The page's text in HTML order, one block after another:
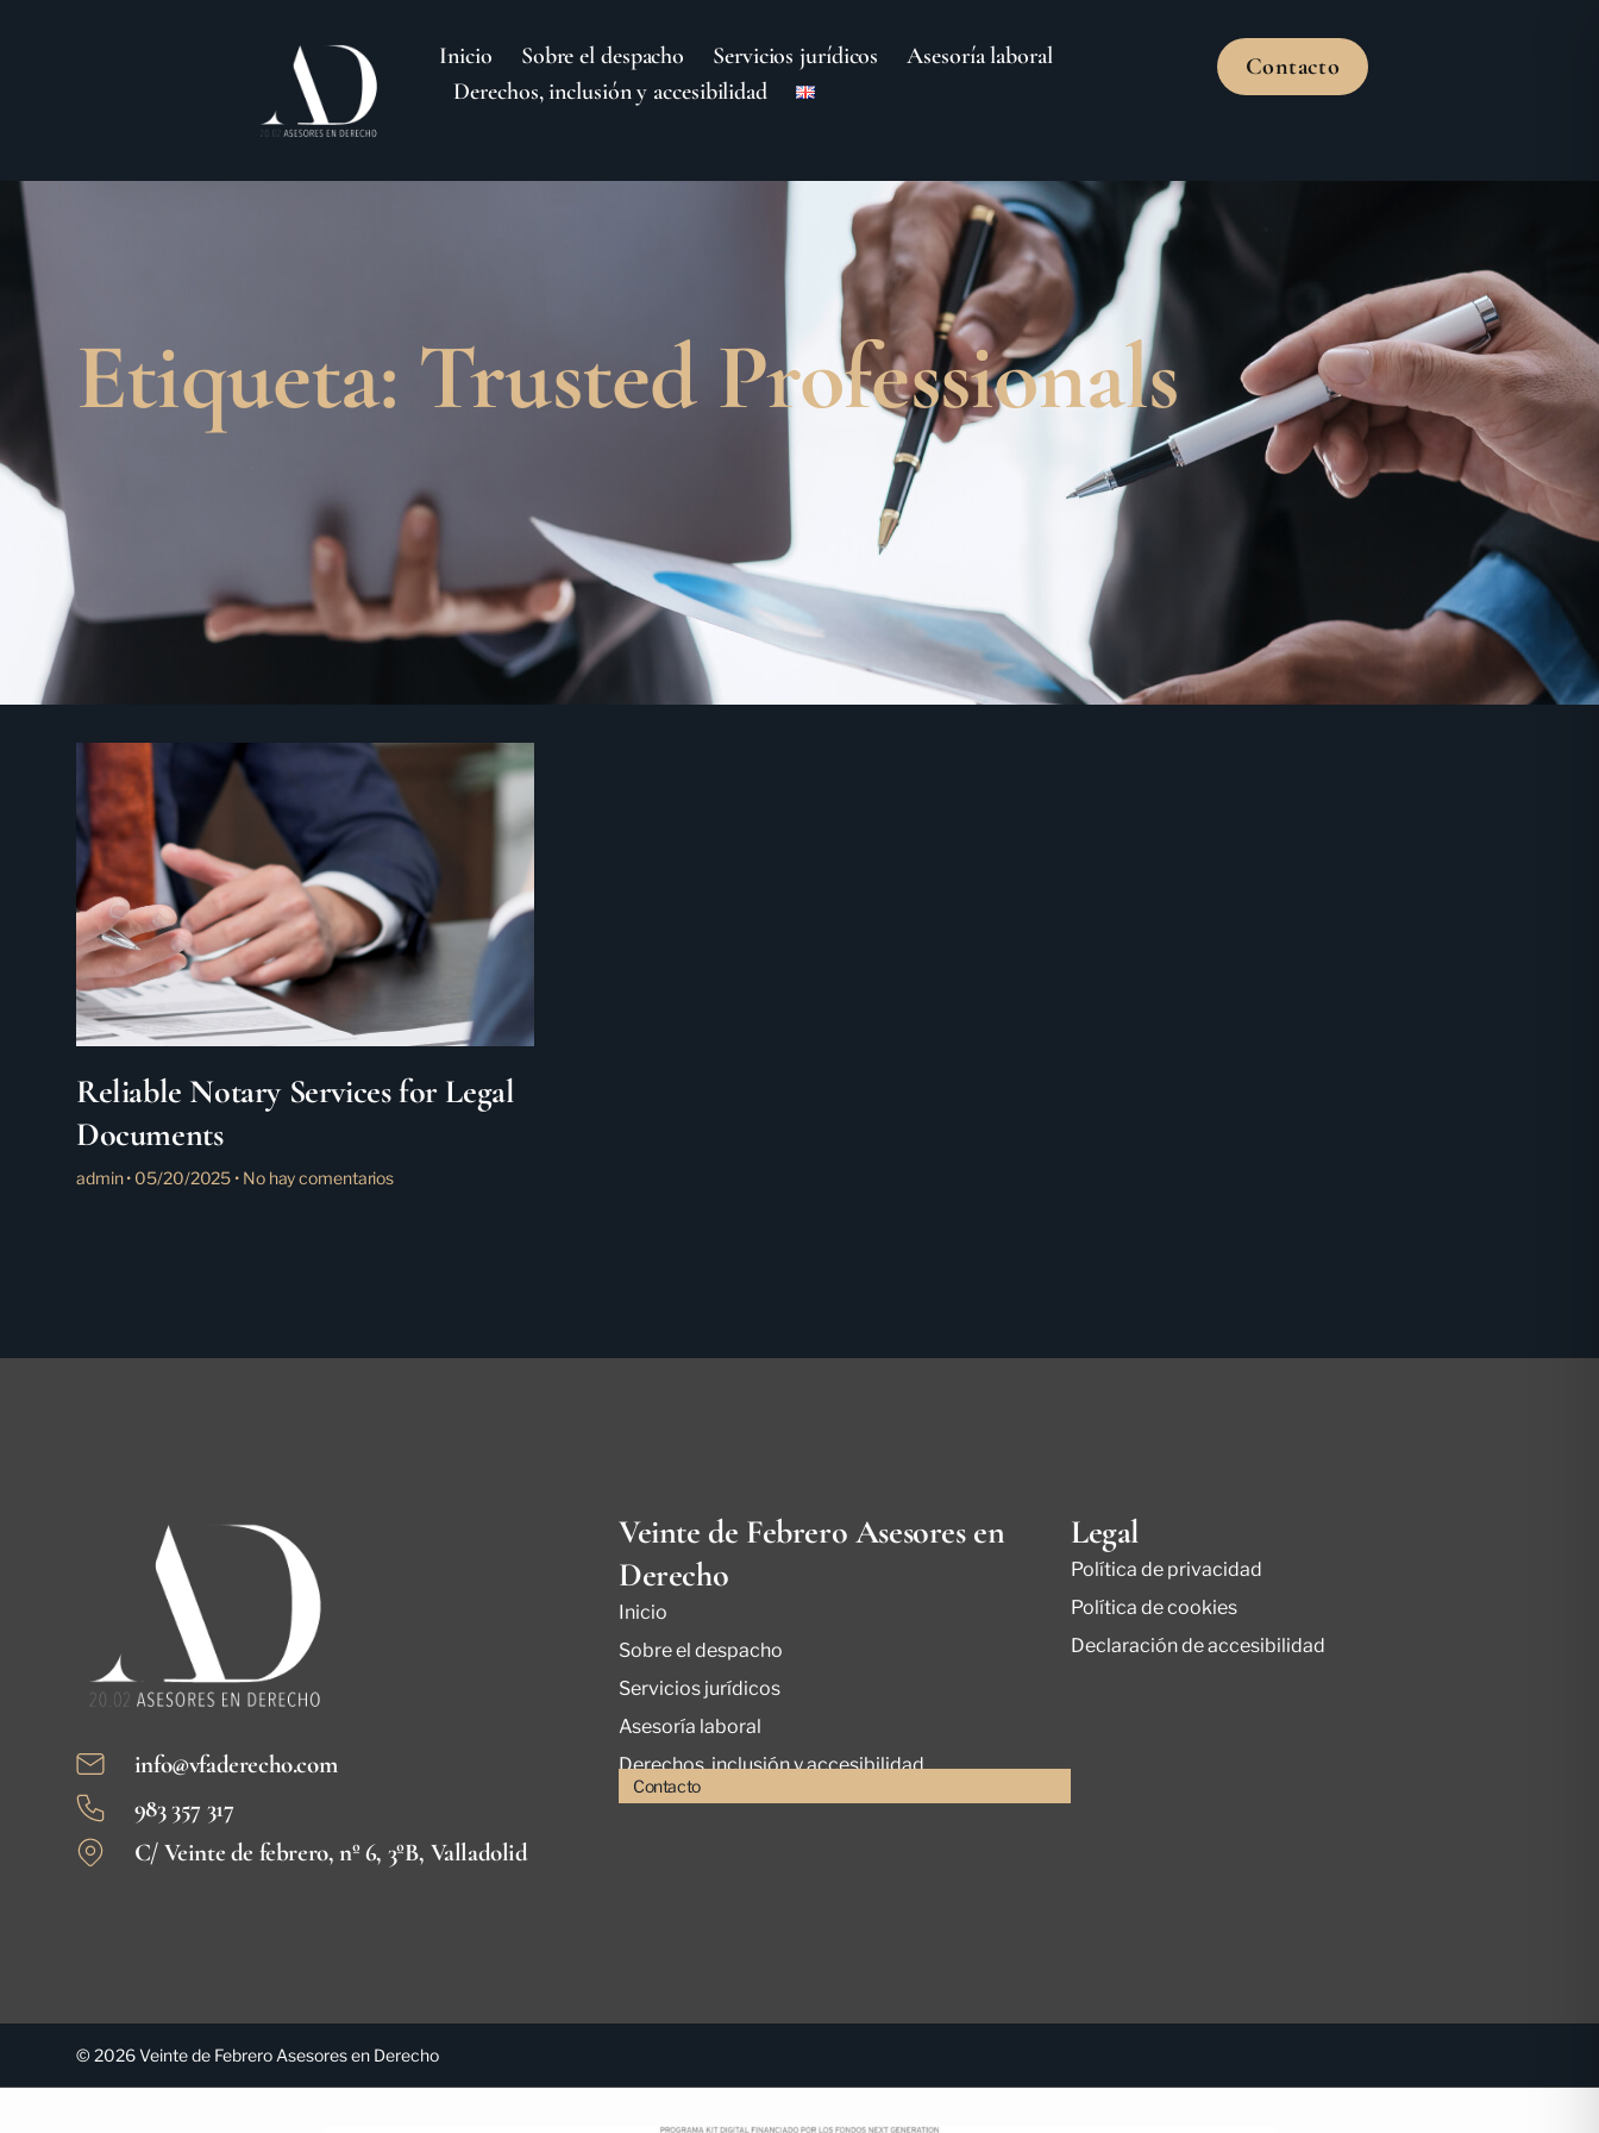
Inicio Sobre el despacho Servicios jurídicos
Asesoría laboral
Derechos, inclusión y accesibilidad
Contacto
Etiqueta: Trusted Professionals
Reliable Notary Services for Legal
Documents
admin 05/20/2025 No hay comentarios
info@vfaderecho.com
983 357 317
C/ Veinte de febrero, nº 6, 3ºB, Valladolid
Veinte de Febrero Asesores en
Derecho
Inicio
Sobre el despacho
Servicios jurídicos
Asesoría laboral
Derechos, inclusión y accesibilidad
Contacto
Legal
Política de privacidad
Política de cookies
Declaración de accesibilidad
© 2026 Veinte de Febrero Asesores en Derecho